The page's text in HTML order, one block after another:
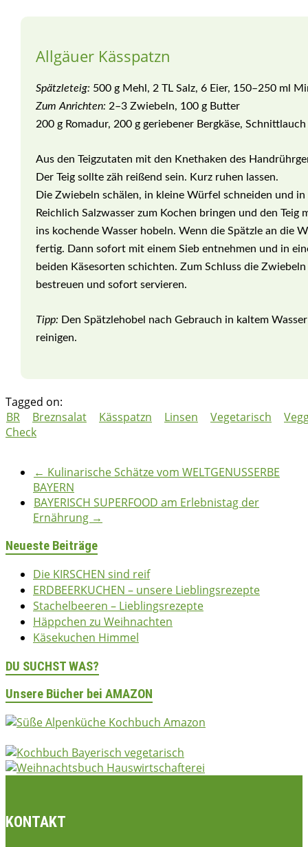
Allgäuer Kässpatzn
Spätzleteig: 500 g Mehl, 2 TL Salz, 6 Eier, 150–250 ml
Zum Anrichten: 2–3 Zwiebeln, 100 g Butter
200 g Romadur, 200 g geriebener Bergkäse, Schnittlauch
Aus den Teigzutaten mit den Knethaken des
Der Teig sollte zäh reißend sein. Kurz ruhen lassen.
Die Zwiebeln schälen, in kleine Würfel schneiden und
Reichlich Salzwasser zum Kochen bringen und den
ins kochende Wasser hobeln. Wenn die Spätzle an die
fertig. Dann sofort mit einem Sieb entnehmen und in
beiden Käsesorten schichten. Zum Schluss die
bestreuen und sofort servieren.
Tipp: Den Spätzlehobel nach Gebrauch in kaltem
reinigen.
Tagged on:
BR
Breznsalat Kässpatzn Linsen Vegetarisch
Check
← Kulinarische Schätze vom WELTGENUSSERBE
BAYERN
BAYERISCH SUPERFOOD am Erlebnistag der
Ernährung →
Neueste Beiträge
Die KIRSCHEN sind reif
ERDBEERKUCHEN – unsere Lieblingsrezepte
Stachelbeeren – Lieblingsrezepte
Häppchen zu Weihnachten
Käsekuchen Himmel
DU SUCHST WAS?
Unsere Bücher bei AMAZON
KONTAKT